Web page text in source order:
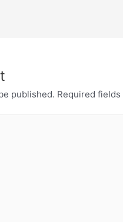
published. Required fields